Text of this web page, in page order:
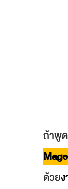
ถ้าพู
ด้วย